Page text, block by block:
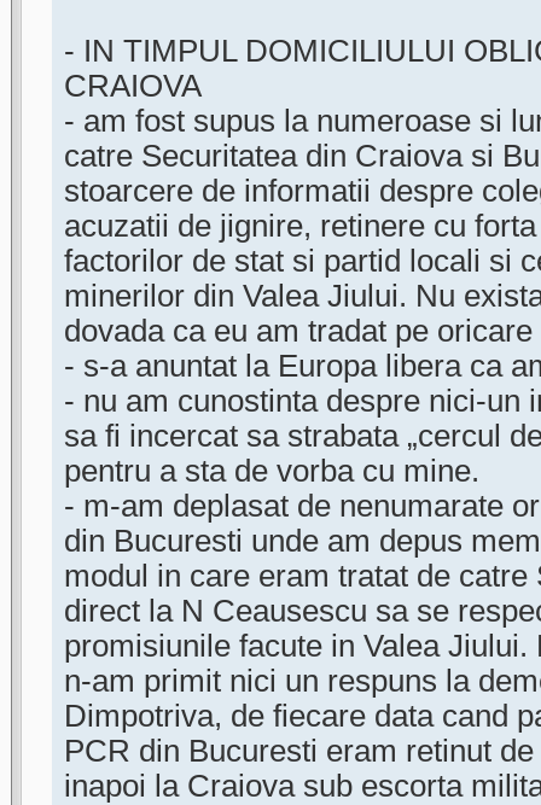
- IN TIMPUL DOMICILIULUI
CRAIOVA
- am fost supus la numeroase si
catre Securitatea din Craiova si
stoarcere de informatii despre
acuzatii de jignire, retinere cu
factorilor de stat si partid locali si
minerilor din Valea Jiului. Nu
dovada ca eu am tradat pe
- s-a anuntat la Europa libera ca
- nu am cunostinta despre nici-un
sa fi incercat sa strabata „cercul
pentru a sta de vorba cu mine.
- m-am deplasat de nenumarate
din Bucuresti unde am depus
modul in care eram tratat de catre
direct la N Ceausescu sa se
promisiunile facute in Valea
n-am primit nici un respuns la
Dimpotriva, de fiecare data cand
PCR din Bucuresti eram retinut
inapoi la Craiova sub escorta